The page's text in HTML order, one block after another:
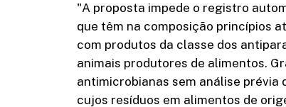
"A proposta impede o registro
que têm na composição princípios
com produtos da classe dos
animais produtores de alimentos.
antimicrobianas sem análise prévia
cujos resíduos em alimentos de